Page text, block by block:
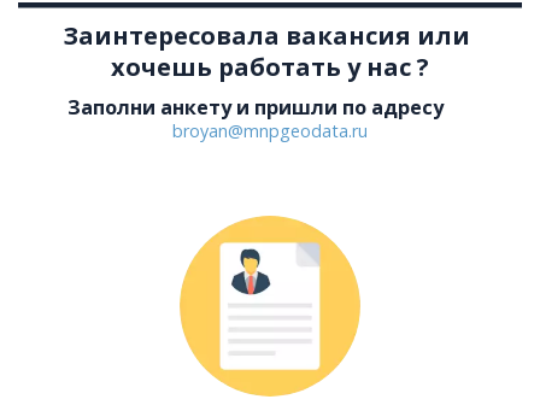
Заинтересовала вакансия или
хочешь работать у нас ?
Заполни анкету и пришли по адресу
broyan@mnpgeodata.ru